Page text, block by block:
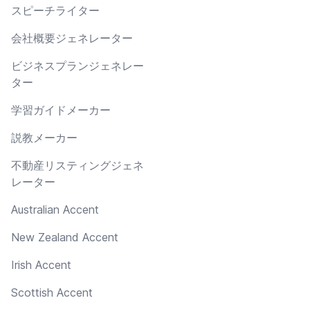
スピーチライター
会社概要ジェネレーター
ビジネスプランジェネレー
ター
学習ガイドメーカー
説教メーカー
不動産リスティングジェネ
レーター
Australian Accent
New Zealand Accent
Irish Accent
Scottish Accent